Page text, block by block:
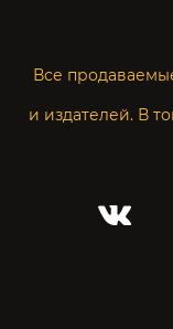
Все
и издателей. В